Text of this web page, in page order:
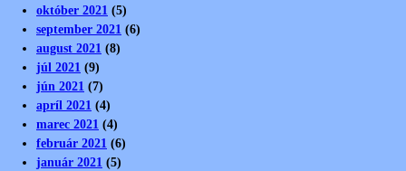
október 2021 (5)
september 2021 (6)
august 2021 (8)
júl 2021 (9)
jún 2021 (7)
apríl 2021 (4)
marec 2021 (4)
február 2021 (6)
január 2021 (5)